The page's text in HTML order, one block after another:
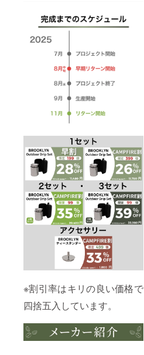
※割引率はキリの良い価格で
四捨五入しています。